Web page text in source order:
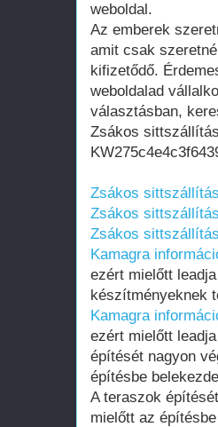
weboldal.
Az emberek
amit csak
kifizetődő.
weboldalad
választásban,
Zsákos
Zsákos sittszállítás
Zsákos sittszállítás
Zsákos sittszállítás
Kamagra
ezért mielőtt
készítményeknek
Kamagra
ezért mielőtt
építését nagyon
építésbe
A teraszok
mielőtt az